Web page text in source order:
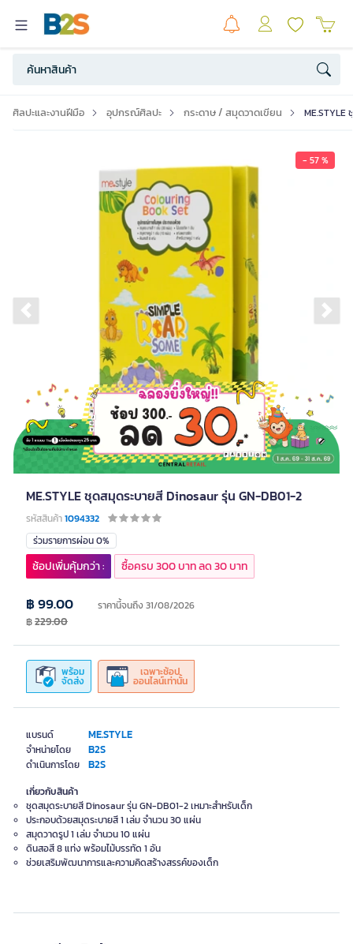
ศิลปะและงานฝีมือ อุปกรณ์ศิลปะ กระดาษ / สมุดวาดเขียน ME.STYLE
- 57 %
Previous slide
ME.STYLE ชุดสมุดระบายสี Dinosaur รุ่น GN-DB01-2
รหัสสินค้า1094332
แบรนด์ ME.STYLE
จำหน่ายโดย B2S
ดำเนินการโดย B2S
ร่วมรายการผ่อน 0%
พร้อม
จัดส่ง
เฉพาะช้อป
ออนไลน์เท่านั้น
฿ 99.00 ราคานี้จนถึง 31/08/2026
฿229.00
ช้อปเพิ่มคุ้มกว่า : ซื้อครบ 300 บาท ลด 30 บาท
เกี่ยวกับสินค้า
ชุดสมุดระบายสี Dinosaur รุ่น GN-DB01-2 เหมาะสำหรับเด็ก
ประกอบด้วยสมุดระบายสี 1 เล่ม จำนวน 30 แผ่น
สมุดวาดรูป 1 เล่ม จำนวน 10 แผ่น
ดินสอสี 8 แท่ง พร้อมไม้บรรทัด 1 อัน
ช่วยเสริมพัฒนาการและความคิดสร้างสรรค์ของเด็ก